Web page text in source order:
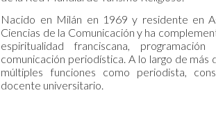
Nacido en Milán en 1969 y residente en
Ciencias de la Comunicación y ha
espiritualidad franciscana,
comunicación periodística. A lo largo de
múltiples funciones como periodista,
docente universitario.